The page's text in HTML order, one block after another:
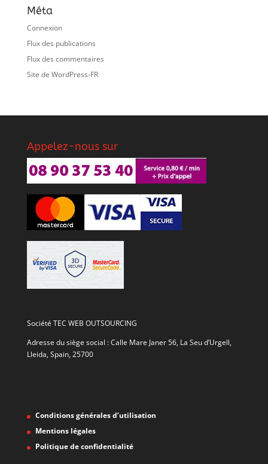
Méta
Connexion
Flux des publications
Flux des commentaires
Site de WordPress-FR
Appelez-nous sur
Société TEC WEB OUTSOURCING
Adresse du siège social : Calle Mare Janer 56, La Seu d’Urgell,
Lleida, Spain, 25700
Conditions générales d’utilisation
Mentions légales
Politique de confidentialité